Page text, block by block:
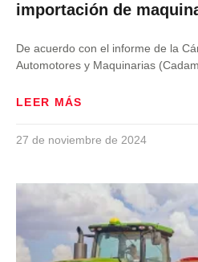
importación de
De acuerdo con el informe de la
Automotores y Maquinarias
LEER MÁS
27 de noviembre de 2024